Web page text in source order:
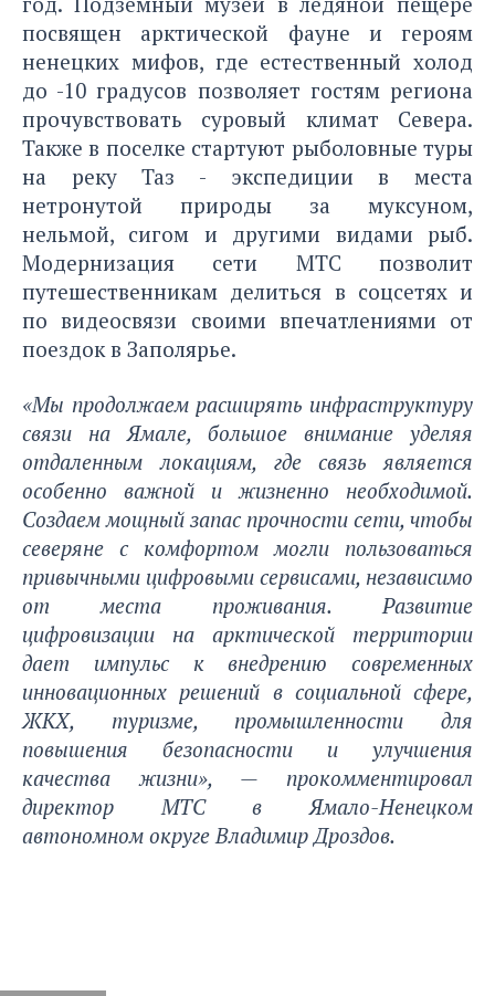
посвящен арктической фауне и героям
ненецких мифов, где естественный холод
до -10 градусов позволяет гостям региона
прочувствовать суровый климат Севера.
Также в поселке стартуют рыболовные туры
на реку Таз - экспедиции в места
нетронутой природы за муксуном,
нельмой, сигом и другими видами рыб.
Модернизация сети МТС позволит
путешественникам делиться в соцсетях и
по видеосвязи своими впечатлениями от
поездок в Заполярье.
«Мы продолжаем расширять инфраструктуру
связи на Ямале, большое внимание уделяя
отдаленным локациям, где связь является
особенно важной и жизненно необходимой.
Создаем мощный запас прочности сети, чтобы
северяне с комфортом могли пользоваться
привычными цифровыми сервисами, независимо
от места проживания. Развитие
цифровизации на арктической территории
дает импульс к внедрению современных
инновационных решений в социальной сфере,
ЖКХ, туризме, промышленности для
повышения безопасности и улучшения
качества жизни», — прокомментировал
директор МТС в Ямало-Ненецком
автономном округе Владимир Дроздов.